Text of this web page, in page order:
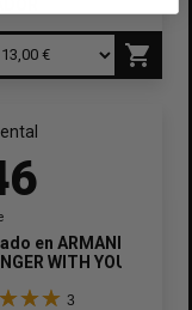
shopping_cart
en ARMANI
WITH YOU
3